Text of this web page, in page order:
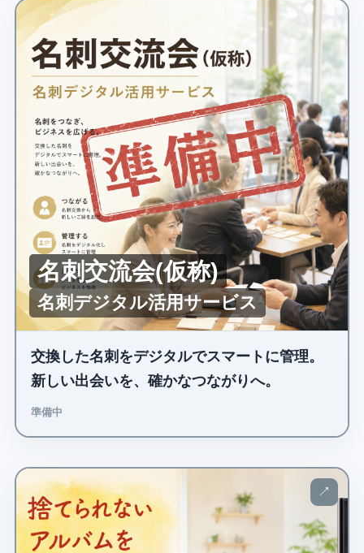
名刺交流会(仮称)
名刺デジタル活用サービス
交換した名刺をデジタルでスマートに管理。
新しい出会いを、確かなつながりへ。
準備中
↗